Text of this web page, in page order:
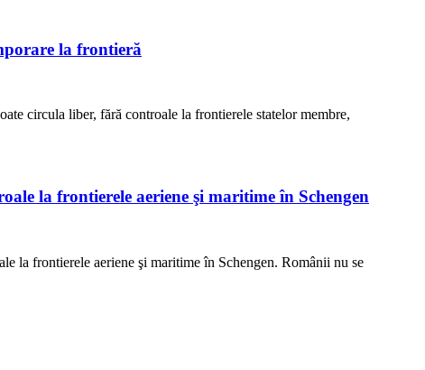
la frontieră
circula liber, fără controale la frontierele statelor membre,
la frontierele aeriene şi maritime în Schengen
la frontierele aeriene şi maritime în Schengen. Românii nu se